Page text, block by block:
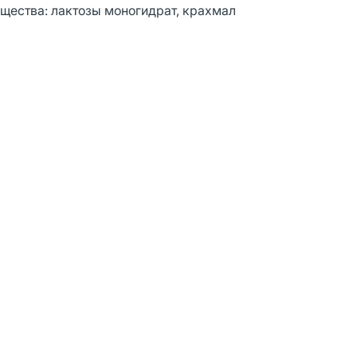
лактозы моногидрат, крахмал